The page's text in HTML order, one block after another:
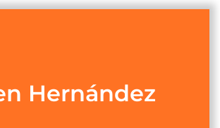
Hernández